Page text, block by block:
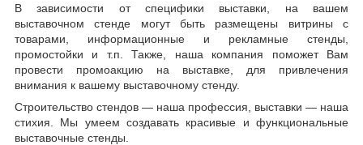
В зависимости от специфики выставки, на вашем
выставочном стенде могут быть размещены витрины с
товарами, информационные и рекламные стенды,
промостойки и т.п. Также, наша компания поможет Вам
провести промоакцию на выставке, для привлечения
внимания к вашему выставочному стенду.
Строительство стендов — наша профессия, выставки — наша
стихия. Мы умеем создавать красивые и функциональные
выставочные стенды.